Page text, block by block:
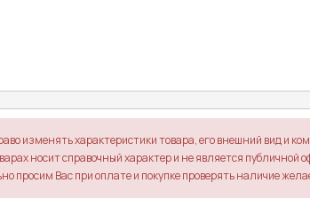
изменять характеристики товара, его внешний вид и
носит справочный характер и не является публичной
просим Вас при оплате и покупке проверять наличие